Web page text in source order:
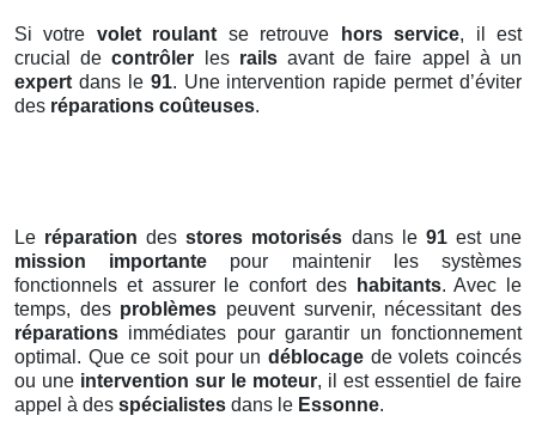
Si votre volet roulant se retrouve hors service, il est
crucial decontrôler les railsavant de faire appel à un
expert dans le 91. Une intervention rapide permet d’éviter
des réparations coûteuses.
Le réparation desstores motorisés dans le 91est une
mission importante pour maintenir les systèmes
fonctionnels et assurer le confort des
habitants. Avec le
temps, des problèmes peuvent survenir, nécessitant des
réparations immédiates pour garantir un fonctionnement
optimal. Que ce soit pour un déblocage de volets coincés
ou une intervention sur le moteur, il est essentiel de faire
appel à des spécialistes dans le Essonne.